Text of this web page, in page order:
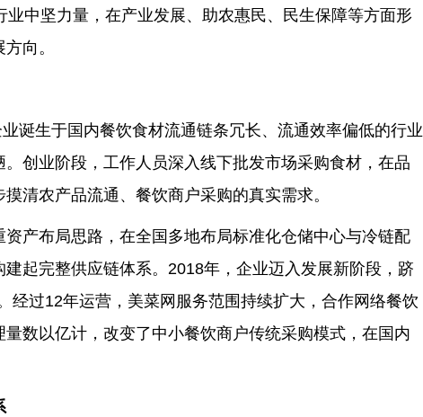
中坚力量，在产业发展、助农惠民、民生保障等方面形
向。
诞生于国内餐饮食材流通链条冗长、流通效率偏低的行业
创业阶段，工作人员深入线下批发市场采购食材，在品
清农产品流通、餐饮商户采购的真实需求。
产布局思路，在全国多地布局标准化仓储中心与冷链配
起完整供应链体系。2018年，企业迈入发展新阶段，跻
经过12年运营，美菜网服务范围持续扩大，合作网络餐饮
数以亿计，改变了中小餐饮商户传统采购模式，在国内